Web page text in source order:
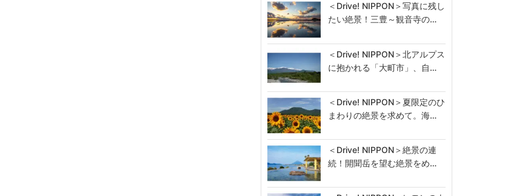
＜Drive! NIPPON＞写真に残し
たい絶景！三豊～観音寺の…
＜Drive! NIPPON＞北アルプス
に抱かれる「大町市」、自…
＜Drive! NIPPON＞夏限定のひ
まわりの絶景を求めて。海…
＜Drive! NIPPON＞絶景の連
続！開聞岳を望む絶景をめ…